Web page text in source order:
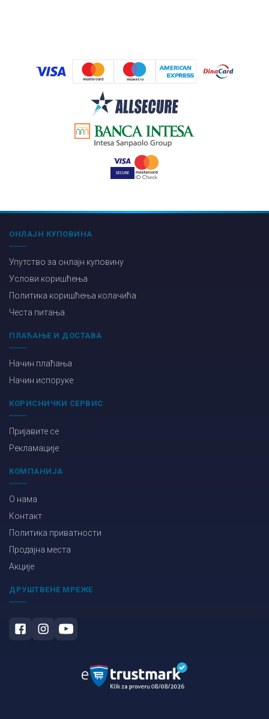
ОНЛАЈН КУПОВИНА
Упутство за онлајн куповину
Услови коришћења
Политика коришћења колачића
Честа питања
ПЛАЋАЊЕ И ДОСТАВА
Начин плаћања
Начин испоруке
КОРИСНИЧКИ СЕРВИС
Пријавите се
Рекламације
КОМПАНИЈА
О нама
Контакт
Политика приватности
Продајна места
Акције
ДРУШТВЕНЕ МРЕЖЕ